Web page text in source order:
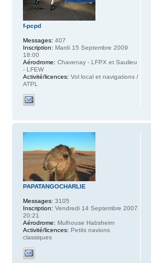
f-pcpd
Messages: 407
Inscription: Mardi 15 Septembre 2009
18:00
Aérodrome: Chavenay - LFPX et Saulieu
- LFEW
Activité/licences: Vol local et navigations /
ATPL
PAPATANGOCHARLIE
Messages: 3105
Inscription: Vendredi 14 Septembre 2007
20:21
Aérodrome: Mulhouse Habsheim
Activité/licences: Petits navions
classiques